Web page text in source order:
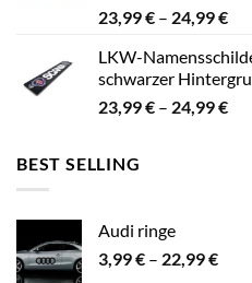
23,99€ – 24,99€
bis
LKW-
schwarzer
23,99€ – 24,99€
BEST SELLING
Audi ringe
3,99€ – 22,99€